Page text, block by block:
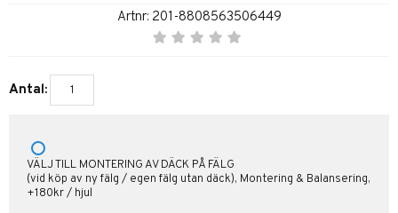
Artnr: 201-8808563506449
Antal:
VÄLJ TILL MONTERING AV DÄCK PÅ FÄLG
(vid köp av ny fälg / egen fälg utan däck), Montering & Balansering,
+180kr / hjul